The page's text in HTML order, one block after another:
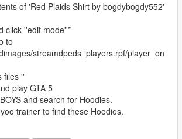
of 'Red Plaids Shirt by bogdybogdy552'
click ''edit mode''*
to
streamdpeds_players.rpf/player_on
files ''
play GTA 5
and search for Hoodies.
trainer to find these Hoodies.